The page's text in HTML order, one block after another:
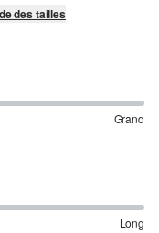
des tailles
Grand
Long